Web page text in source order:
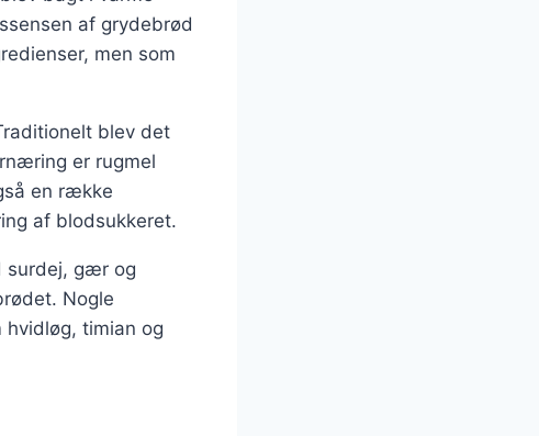
af grydebrød
men som
blev det
er rugmel
en række
af blodsukkeret.
surdej, gær og
Nogle
hvidløg, timian og